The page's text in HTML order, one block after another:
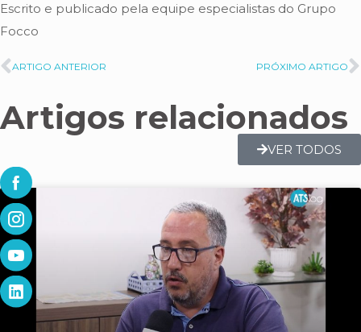
Escrito e publicado pela equipe especialistas do Grupo
Focco
ARTIGO ANTERIOR PRÓXIMO ARTIGO
Artigos relacionados
VER TODOS